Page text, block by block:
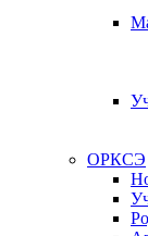
ОРКСЭ